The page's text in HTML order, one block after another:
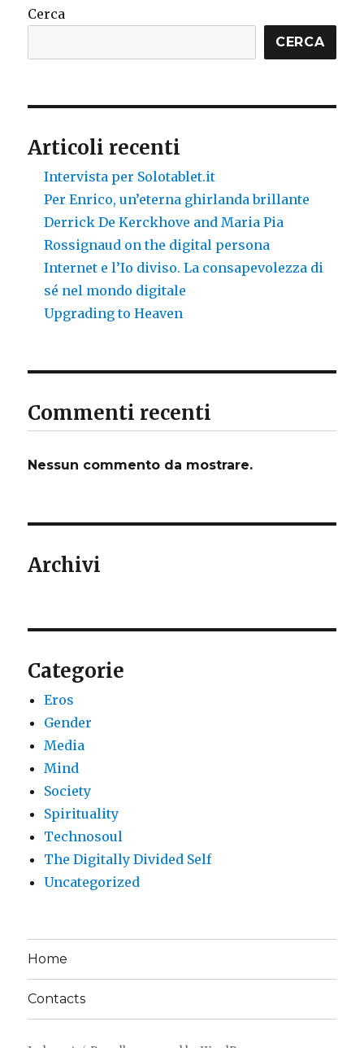
Cerca
CERCA
Articoli recenti
Intervista per Solotablet.it
Per Enrico, un’eterna ghirlanda brillante
Derrick De Kerckhove and Maria Pia
Rossignaud on the digital persona
Internet e l’Io diviso. La consapevolezza di
sé nel mondo digitale
Upgrading to Heaven
Commenti recenti
Nessun commento da mostrare.
Archivi
Categorie
Eros
Gender
Media
Mind
Society
Spirituality
Technosoul
The Digitally Divided Self
Uncategorized
Home
Contacts